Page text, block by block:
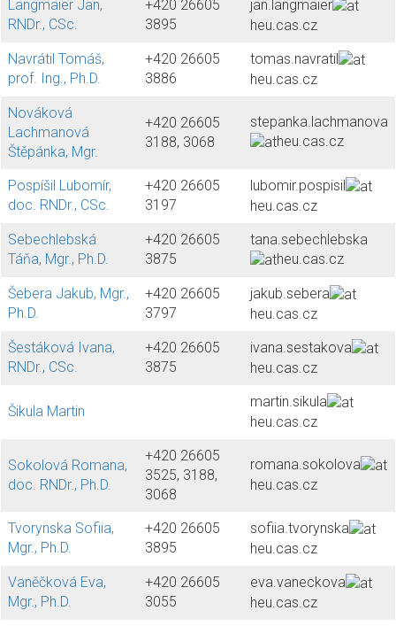
Langmaier Jan,
RNDr., CSc.
+420 26605
3895
jan.langmaier
heu.cas.cz
Navrátil Tomáš,
prof. Ing., Ph.D.
+420 26605
3886
tomas.navratil
heu.cas.cz
Nováková
Lachmanová
Štěpánka, Mgr.
+420 26605
3188, 3068
stepanka.lachmanova
heu.cas.cz
Pospíšil Lubomír,
doc. RNDr., CSc.
+420 26605
3197
lubomir.pospisil
heu.cas.cz
Sebechlebská
Táňa, Mgr., Ph.D.
+420 26605
3875
tana.sebechlebska
heu.cas.cz
Šebera Jakub, Mgr.,
Ph.D.
+420 26605
3797
jakub.sebera
heu.cas.cz
Šestáková Ivana,
RNDr., CSc.
+420 26605
3875
ivana.sestakova
heu.cas.cz
Šikula Martin
martin.sikula
heu.cas.cz
Sokolová Romana,
doc. RNDr., Ph.D.
+420 26605
3525, 3188,
3068
romana.sokolova
heu.cas.cz
Tvorynska Sofiia,
Mgr., Ph.D.
+420 26605
3895
sofiia.tvorynska
heu.cas.cz
Vaněčková Eva,
Mgr., Ph.D.
+420 26605
3055
eva.vaneckova
heu.cas.cz